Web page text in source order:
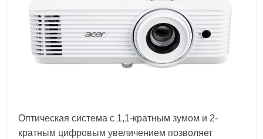
Оптическая система с 1,1-кратным зумом и 2-
кратным цифровым увеличением позволяет